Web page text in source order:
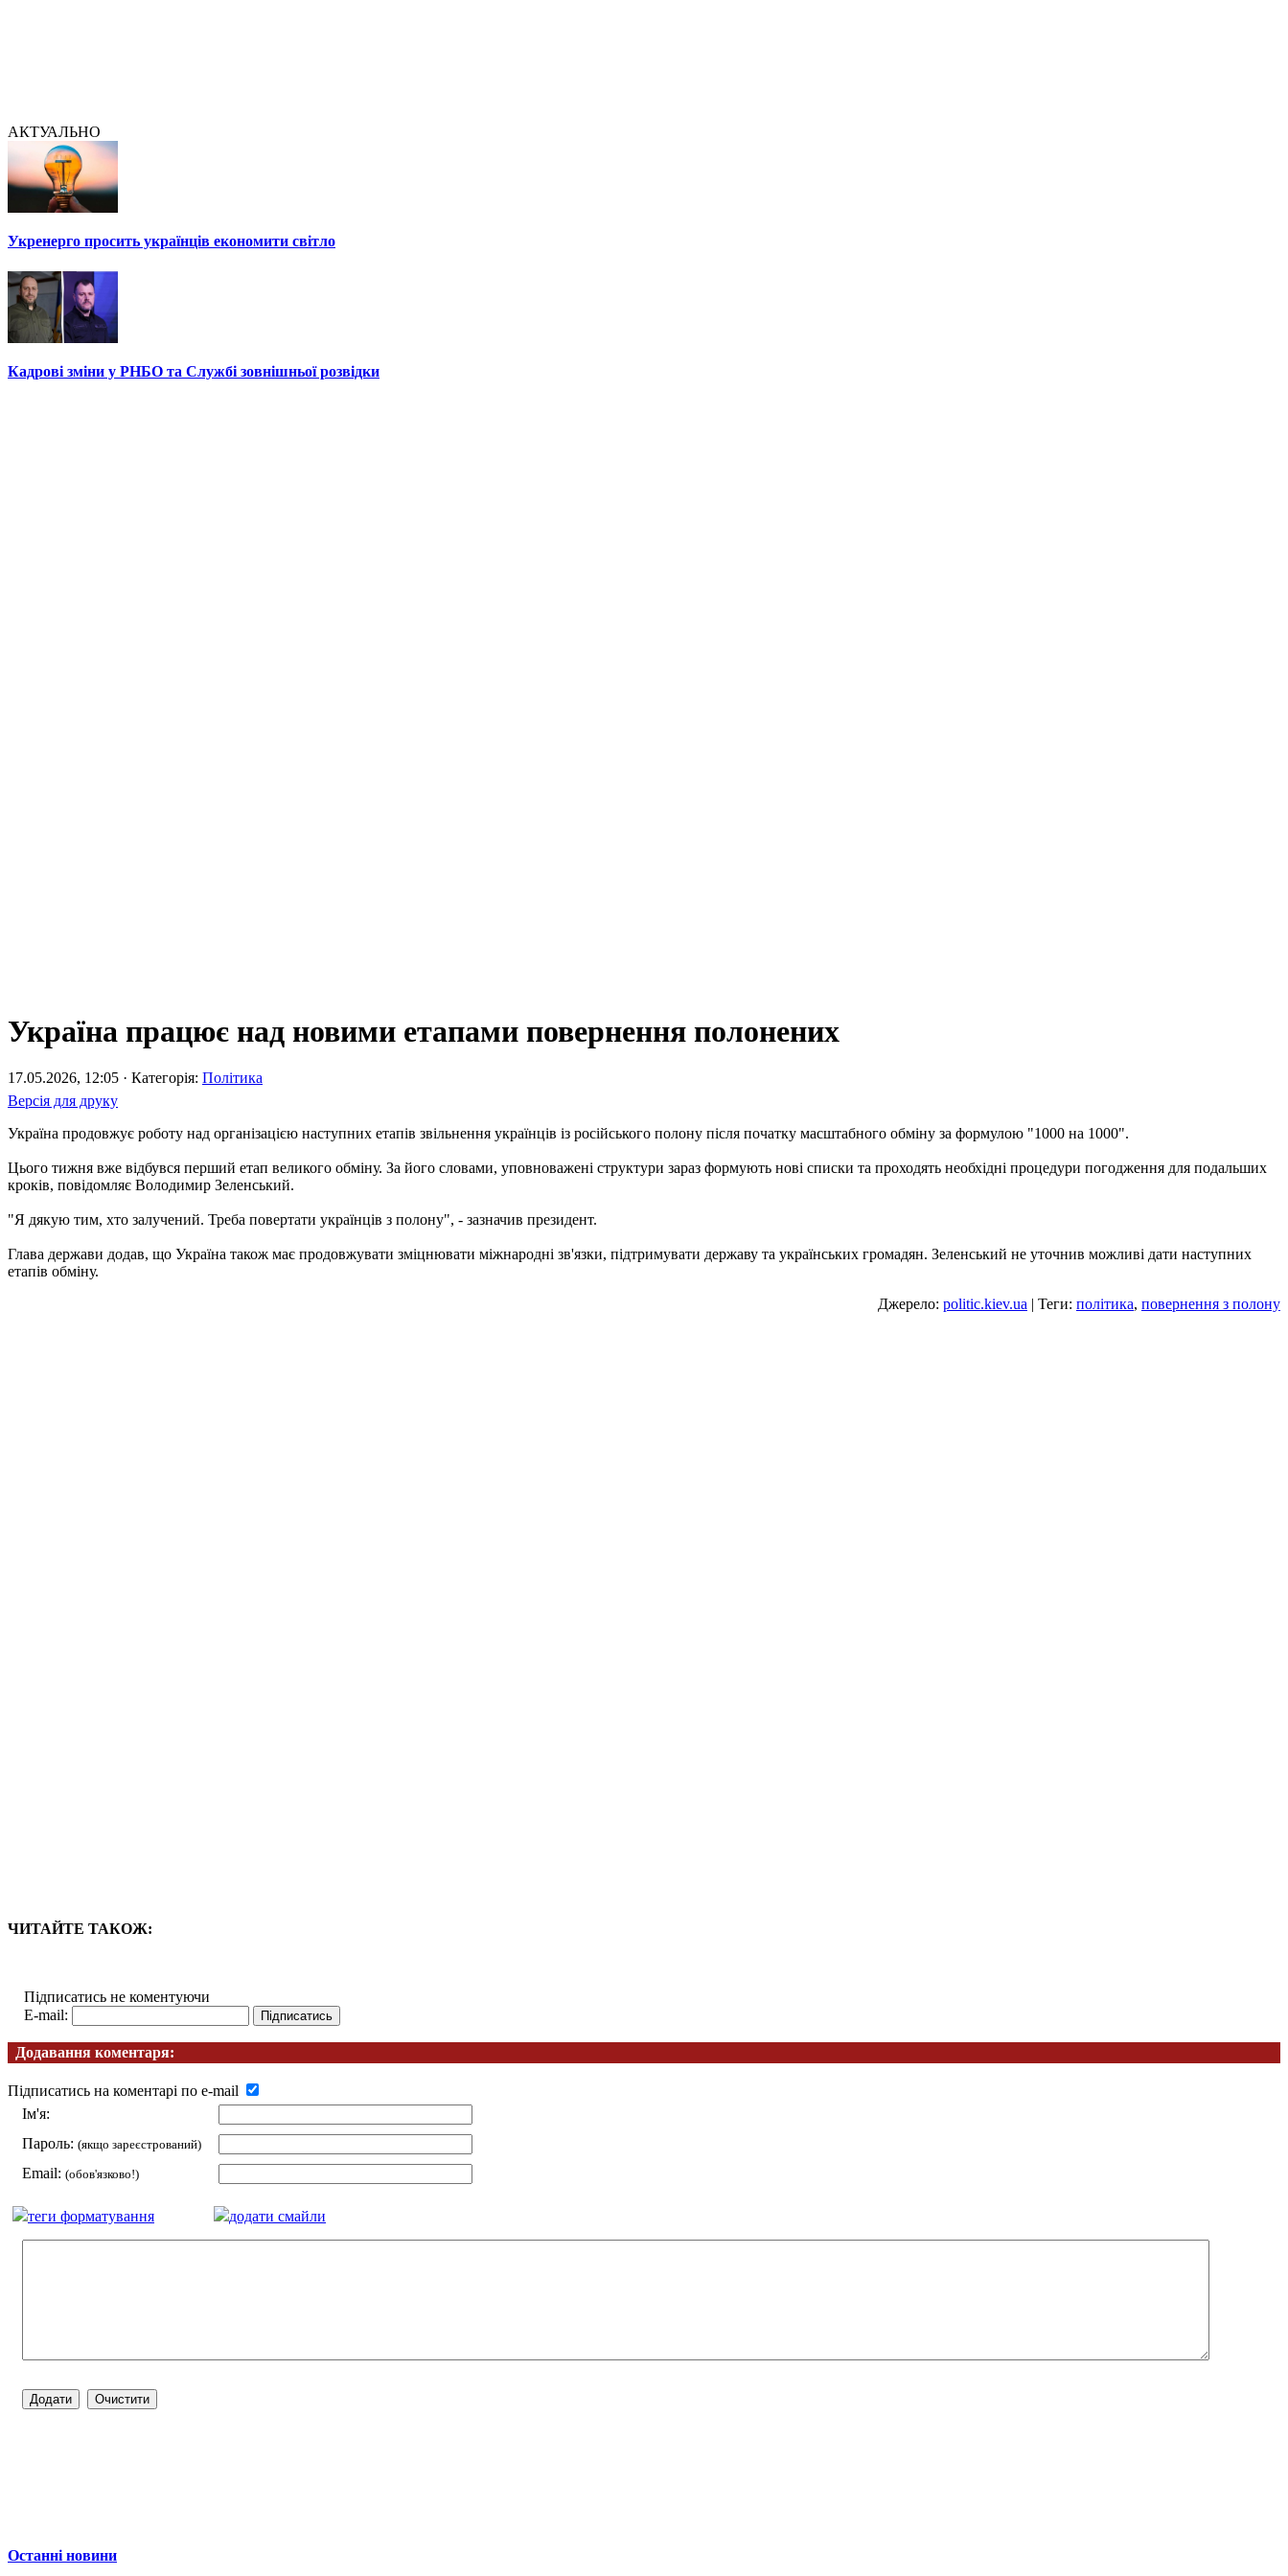
АКТУАЛЬНО
Укренерго просить українців економити світло
Кадрові зміни у РНБО та Службі зовнішньої розвідки
Україна працює над новими етапами повернення полонених
17.05.2026, 12:05 · Категорія: Політика
Версія для друку
Україна продовжує роботу над організацією наступних етапів звільнення українців із російського полону після початку масштабного обміну за формулою "1000 на 1000".
Цього тижня вже відбувся перший етап великого обміну. За його словами, уповноважені структури зараз формують нові списки та проходять необхідні процедури погодження для подальших
кроків, повідомляє Володимир Зеленський.
"Я дякую тим, хто залучений. Треба повертати українців з полону", - зазначив президент.
Глава держави додав, що Україна також має продовжувати зміцнювати міжнародні зв'язки, підтримувати державу та українських громадян. Зеленський не уточнив можливі дати наступних
етапів обміну.
Джерело: politic.kiev.ua | Теги: політика, повернення з полону
ЧИТАЙТЕ ТАКОЖ:
Підписатись не коментуючи
E-mail:
Додавання коментаря:
Підписатись на коментарі по e-mail
Ім'я:
Пароль: (якщо зареєстрований)
Email: (обов'язково!)
теги форматування додати смайли
Останні новини